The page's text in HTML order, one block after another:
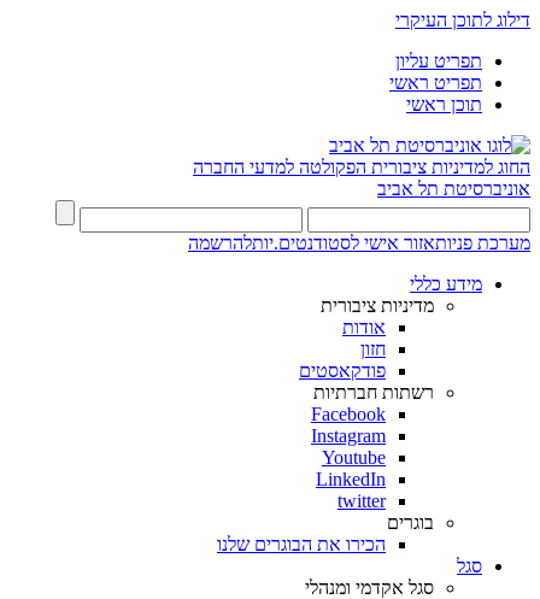
דילוג לתוכן העיקרי
תפריט עליון
תפריט ראשי
תוכן ראשי
החוג למדיניות ציבורית הפקולטה למדעי החברה
אוניברסיטת תל אביב
מערכת פניותאזור אישי לסטודנטים.יותלהרשמה
מידע כללי
מדיניות ציבורית
אודות
חזון
פודקאסטים
רשתות חברתיות
Facebook
Instagram
Youtube
LinkedIn
twitter
בוגרים
הכירו את הבוגרים שלנו
סגל
סגל אקדמי ומנהלי